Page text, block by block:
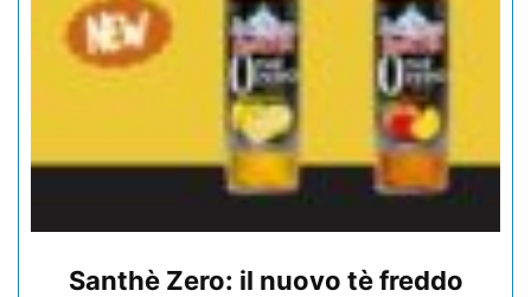
Santhè Zero: il nuovo tè freddo